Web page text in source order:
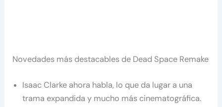
Novedades más destacables de Dead Space Remake
Isaac Clarke ahora habla, lo que da lugar a una
trama expandida y mucho más cinematográfica.